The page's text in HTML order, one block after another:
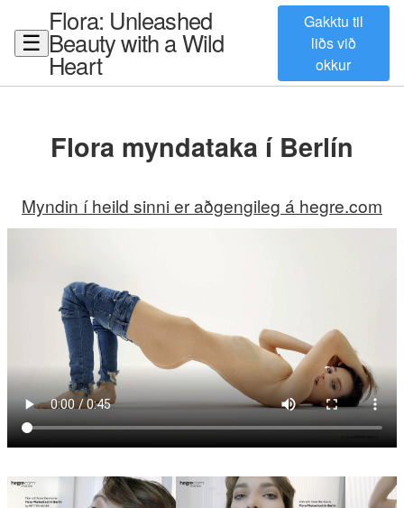
☰
Flora: Unleashed
Beauty with a Wild
Heart
Gakktu til
liðs við
okkur
Flora myndataka í Berlín
Myndin í heild sinni er aðgengileg á hegre.com